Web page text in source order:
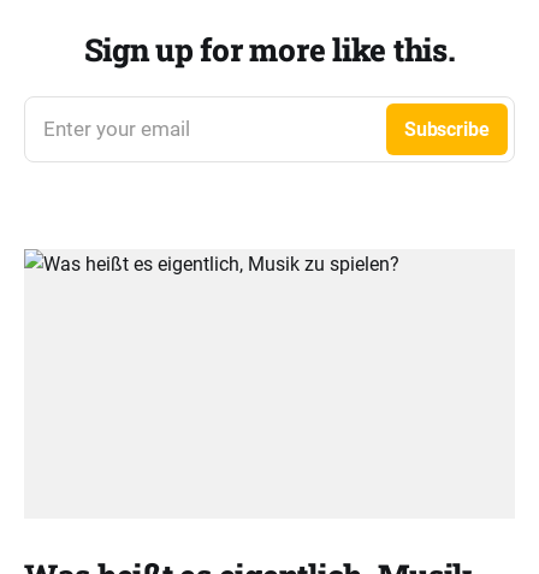
Sign up for more like this.
Enter your email Subscribe